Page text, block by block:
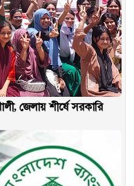
জেলায় শীর্ষে সরকারি